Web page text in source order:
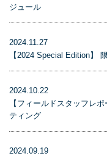
ジュール
2024.11.27
【2024 Special Edition】
2024.10.22
【フィールドスタッフレ
ティング
2024.09.19